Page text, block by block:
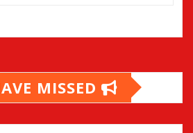
MISSED